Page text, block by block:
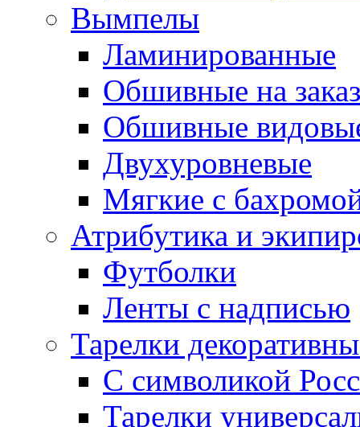
Вымпелы
Ламинированные
Обшивные на заказ
Обшивные
Двухуровневые
Мягкие с
Атрибутика и
Футболки
Ленты с надписью
Тарелки
С символикой
Тарелки